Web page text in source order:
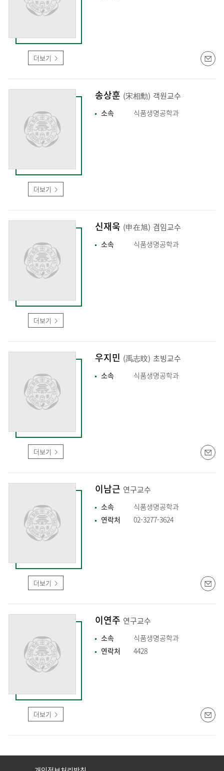
더보기
더보기
송상훈 (宋相勳) 객원교수
소속 식품생명공학과
더보기
신재욱 (申在旭) 겸임교수
소속 식품생명공학과
더보기
우지민 (禹志旼) 초빙교수
소속 식품생명공학과
더보기
이남근 연구교수
소속
식품생명공학과
연락처
02-3277-3624
더보기
이연주 연구교수
소속
식품생명공학과
연락처
4428